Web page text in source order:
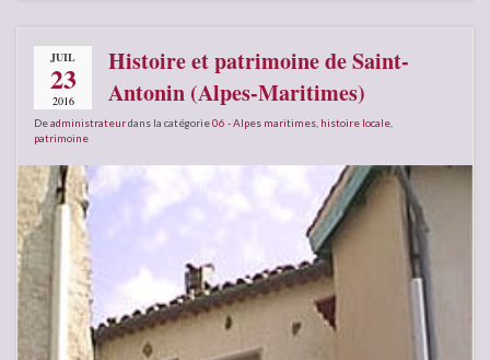
JUIL
23
2016
Histoire et patrimoine de Saint-
Antonin (Alpes-Maritimes)
Deadministrateurdans la catégorie06 - Alpes maritimes histoire locale
patrimoine